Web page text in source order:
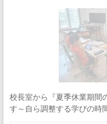
校長室から『夏季休業期間
す～自ら調整する学びの時